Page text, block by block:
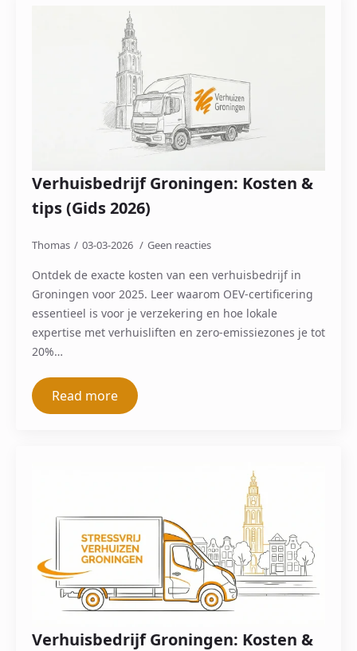
Verhuisbedrijf Groningen: Kosten &
tips (Gids 2026)
Thomas 03-03-2026 Geen reacties
Ontdek de exacte kosten van een verhuisbedrijf in
Groningen voor 2025. Leer waarom OEV-certificering
essentieel is voor je verzekering en hoe lokale
expertise met verhuisliften en zero-emissiezones je tot
20%…
Read more
Verhuisbedrijf Groningen: Kosten &